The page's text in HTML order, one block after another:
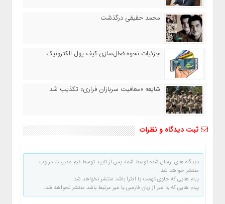
محمد حقیقی درگذشت
جزئیات نحوه فعال‌سازی کیف پول الکترونیک
شایعه «معافیت سربازان فراری» تکذیب شد
ثبت دیدگاه و نظرات
دیدگاه های ارسال شده توسط شما، پس از تایید توسط تیم مدیریت در وب
منتشر خواهد شد.
پیام هایی که حاوی تهمت یا افترا باشد منتشر نخواهد شد.
پیام هایی که به غیر از زبان فارسی یا غیر مرتبط باشد منتشر نخواهد شد.